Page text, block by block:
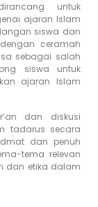
untuk
ajaran Islam
siswa dan
ceramah
sebagai salah
siswa untuk
ajaran Islam
dan diskusi
tadarus secara
dan penuh
tema relevan
dan etika dalam